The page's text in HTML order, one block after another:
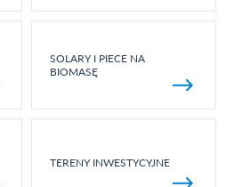
SOLARY I PIECE NA
BIOMASĘ
TERENY INWESTYCYJNE